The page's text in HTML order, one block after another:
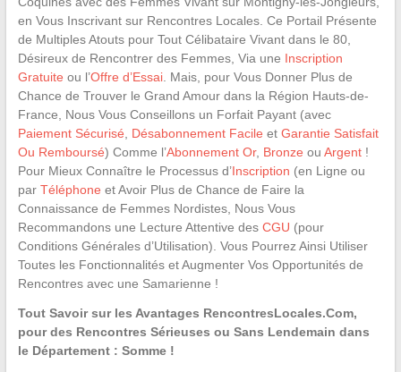
en Vous Inscrivant sur Rencontres Locales. Ce Portail Présente
de Multiples Atouts pour Tout Célibataire Vivant dans le 80,
Désireux de Rencontrer des Femmes, Via une Inscription
Gratuite ou l’Offre d’Essai. Mais, pour Vous Donner Plus de
Chance de Trouver le Grand Amour dans la Région Hauts-de-
France, Nous Vous Conseillons un Forfait Payant (avec
Paiement Sécurisé
Désabonnement Facile et Garantie Satisfait
Ou Remboursé) Comme l’Abonnement Or, Bronze ou Argent!
Pour Mieux Connaître le Processus d’Inscription (en Ligne ou
par Téléphone et Avoir Plus de Chance de Faire la
Connaissance de Femmes Nordistes, Nous Vous
Recommandons une Lecture Attentive des CGU (pour
Conditions Générales d’Utilisation). Vous Pourrez Ainsi Utiliser
Toutes les Fonctionnalités et Augmenter Vos Opportunités de
Rencontres avec une Samarienne !
Tout Savoir sur les Avantages RencontresLocales.Com,
pour des Rencontres Sérieuses ou Sans Lendemain dans
le Département : Somme !